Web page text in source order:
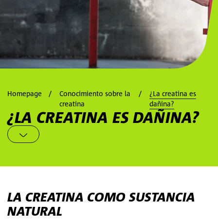
Homepage
Conocimiento sobre la
creatina
¿La creatina es
dañina?
¿LA CREATINA ES DAÑINA?
LA CREATINA COMO SUSTANCIA
NATURAL